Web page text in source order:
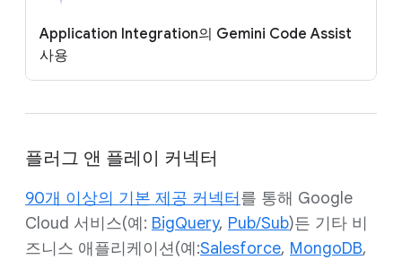
Application Integration의 Gemini Code Assist
사용
플러그 앤 플레이 커넥터
90개 이상의 기본 제공 커넥터를 통해 Google
Cloud 서비스(예: BigQuery, Pub/Sub)든 기타 비
즈니스 애플리케이션(예:Salesforce, MongoDB,